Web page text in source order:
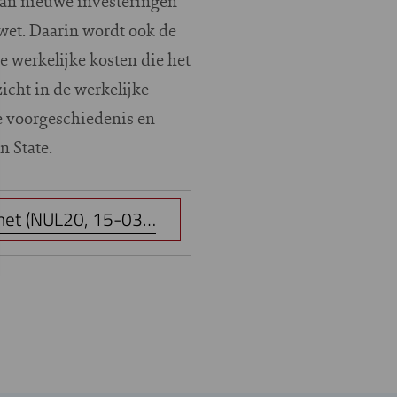
Daarin wordt ook de
werkelijke kosten die het
in de werkelijke
en
State.
(NUL20, 15-03…